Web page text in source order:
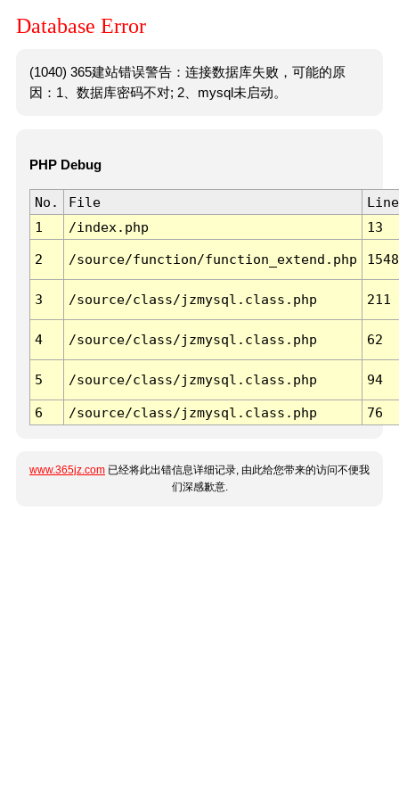
Database Error
(1040) 365建站错误警告：连接数据库失败，可能的原
因：1、数据库密码不对; 2、mysql未启动。
PHP Debug
No. File
Line
1
/index.php 13
2 /source/function/function_extend.php 1548
3 /source/class/jzmysql.class.php 211
4 /source/class/jzmysql.class.php 62
5 /source/class/jzmysql.class.php 94
6 /source/class/jzmysql.class.php 76
www.365jz.com 已经将此出错信息详细记录, 由此给您带来的访问不便我
们深感歉意.